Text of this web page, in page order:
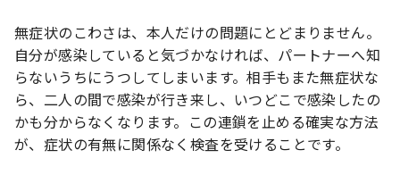
無症状のこわさは、本人だけの問題にとどまりません。
自分が感染していると気づかなければ、パートナーへ知
らないうちにうつしてしまいます。相手もまた無症状な
ら、二人の間で感染が行き来し、いつどこで感染したの
かも分からなくなります。この連鎖を止める確実な方法
が、症状の有無に関係なく検査を受けることです。